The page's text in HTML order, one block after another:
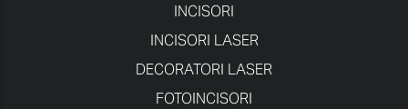
INCISORI
INCISORI LASER
DECORATORI LASER
FOTOINCISORI